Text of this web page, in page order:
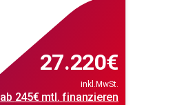
27.220€
inkl.MwSt.
ab 245€mtl. finanzieren